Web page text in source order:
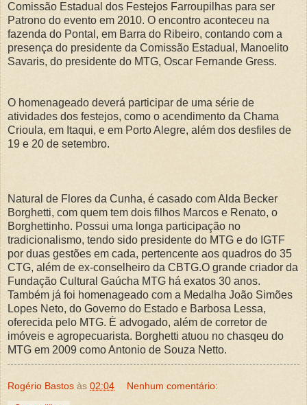
Comissão Estadual dos Festejos Farroupilhas para ser
Patrono do evento em 2010. O encontro aconteceu na
fazenda do Pontal, em Barra do Ribeiro, contando com a
presença do presidente da Comissão Estadual, Manoelito
Savaris, do presidente do MTG, Oscar Fernande Gress.
O homenageado deverá participar de uma série de
atividades dos festejos, como o acendimento da Chama
Crioula, em Itaqui, e em Porto Alegre, além dos desfiles de
19 e 20 de setembro.
Natural de Flores da Cunha, é casado com Alda Becker
Borghetti, com quem tem dois filhos Marcos e Renato, o
Borghettinho. Possui uma longa participação no
tradicionalismo, tendo sido presidente do MTG e do IGTF
por duas gestões em cada, pertencente aos quadros do 35
CTG, além de ex-conselheiro da CBTG.O grande criador da
Fundação Cultural Gaúcha MTG há exatos 30 anos.
Também já foi homenageado com a Medalha João Simões
Lopes Neto, do Governo do Estado e Barbosa Lessa,
oferecida pelo MTG. È advogado, além de corretor de
imóveis e agropecuarista. Borghetti atuou no chasqeu do
MTG em 2009 como Antonio de Souza Netto.
Rogério Bastos às 02:04 Nenhum comentário: